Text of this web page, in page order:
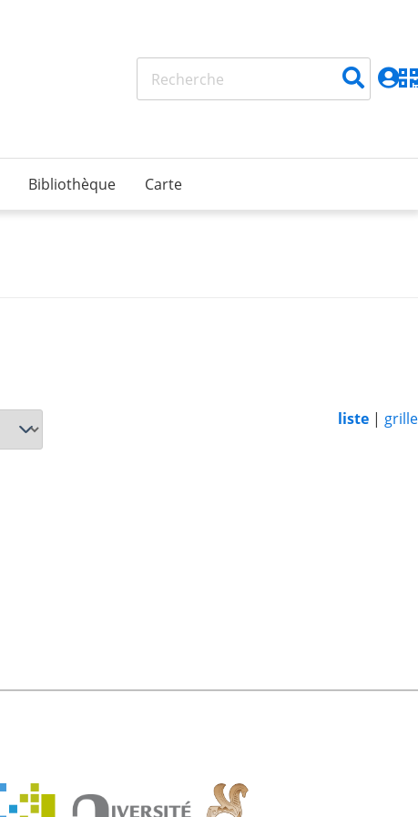
Bibliothèque Carte
liste | grille